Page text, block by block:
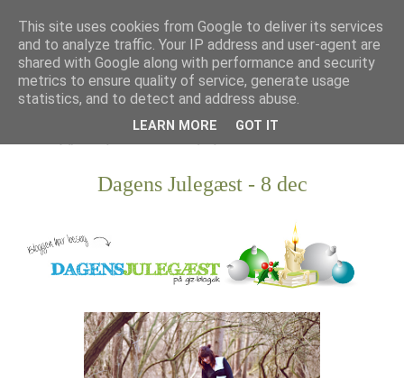
Dagens Julegæst - 8 dec
This site uses cookies from Google to deliver its services
and to analyze traffic. Your IP address and user-agent are
shared with Google along with performance and security
metrics to ensure quality of service, generate usage
statistics, and to detect and address abuse.
LEARN MORE GOT IT